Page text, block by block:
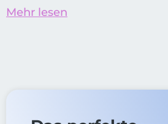
Mehr lesen